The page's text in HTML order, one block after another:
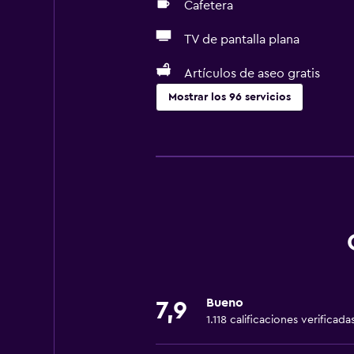
Cafetera
TV de pantalla plana
Artículos de aseo gratis
Mostrar los 96 servicios
Wifi gratis
Extinguidor
7,9 Bueno
1.118 calificaciones